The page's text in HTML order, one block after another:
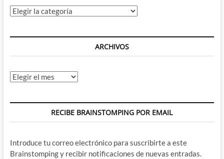
Categorías
ARCHIVOS
Archivos
RECIBE BRAINSTOMPING POR EMAIL
Introduce tu correo electrónico para suscribirte a este
Brainstomping y recibir notificaciones de nuevas entradas.